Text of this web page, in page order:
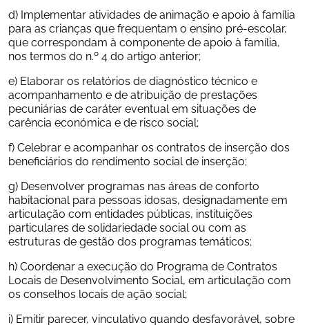
d) Implementar atividades de animação e apoio à família
para as crianças que frequentam o ensino pré-escolar,
que correspondam à componente de apoio à família,
nos termos do n.º 4 do artigo anterior;
e) Elaborar os relatórios de diagnóstico técnico e
acompanhamento e de atribuição de prestações
pecuniárias de caráter eventual em situações de
carência económica e de risco social;
f) Celebrar e acompanhar os contratos de inserção dos
beneficiários do rendimento social de inserção;
g) Desenvolver programas nas áreas de conforto
habitacional para pessoas idosas, designadamente em
articulação com entidades públicas, instituições
particulares de solidariedade social ou com as
estruturas de gestão dos programas temáticos;
h) Coordenar a execução do Programa de Contratos
Locais de Desenvolvimento Social, em articulação com
os conselhos locais de ação social;
i) Emitir parecer, vinculativo quando desfavorável, sobre